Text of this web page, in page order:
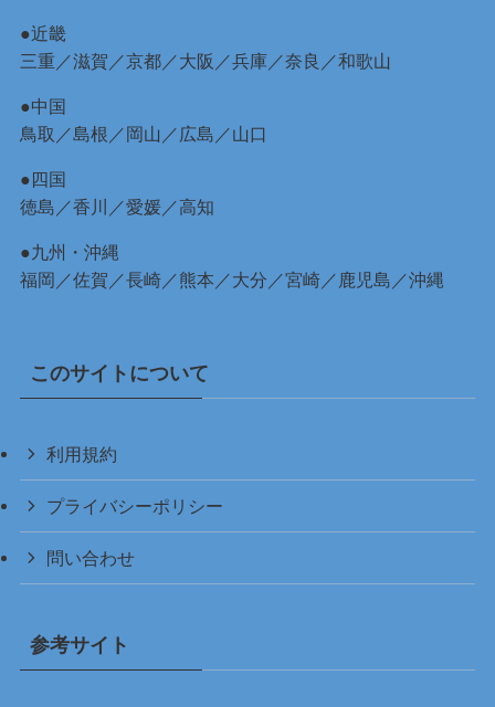
●近畿
三重 ／滋賀 ／京都／大阪 ／兵庫／奈良 ／和歌山
●中国
鳥取 ／島根 ／岡山 ／ 広島 ／山口
●四国
徳島 ／香川 ／愛媛／高知
●九州・沖縄
福岡 ／佐賀 ／長崎／熊本 ／大分 ／宮崎／ 鹿児島 ／沖縄
このサイトについて
利用規約
プライバシーポリシー
問い合わせ
参考サイト